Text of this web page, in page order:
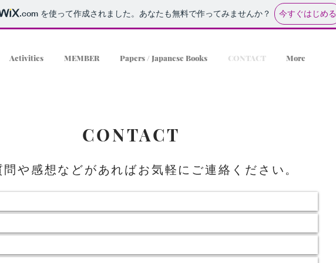
.com を使って作成されました。あなたも無料で作ってみませんか？ 今すぐはじめる
Activities MEMBER Papers / Japanese Books CONTACT More
CONTACT
問や感想などがあればお気軽にご連絡ください。